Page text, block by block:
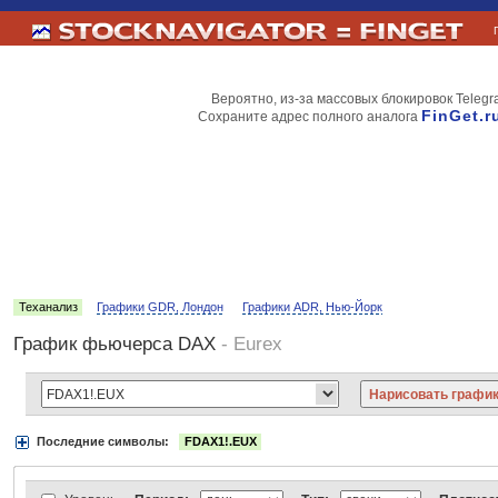
Вероятно, из-за массовых блокировок
Сохраните адрес полного аналога
Теханализ Графики GDR, Лондон Графики ADR, Нью-Йорк
График фьючерса DAX - Eurex
Последние символы:
FDAX1!.EUX
АДР Нью-Йорк:
Вымпелком Газпром Газпромнефть Киви ЛУКойл